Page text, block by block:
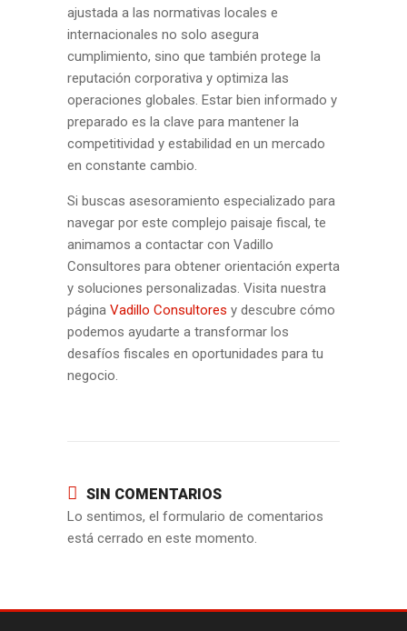
ajustada a las normativas locales e
internacionales no solo asegura
cumplimiento, sino que también protege la
reputación corporativa y optimiza las
operaciones globales. Estar bien informado y
preparado es la clave para mantener la
competitividad y estabilidad en un mercado
en constante cambio.
Si buscas asesoramiento especializado para
navegar por este complejo paisaje fiscal, te
animamos a contactar con Vadillo
Consultores para obtener orientación experta
y soluciones personalizadas. Visita nuestra
página Vadillo Consultores y descubre cómo
podemos ayudarte a transformar los
desafíos fiscales en oportunidades para tu
negocio.
SIN COMENTARIOS
Lo sentimos, el formulario de comentarios
está cerrado en este momento.